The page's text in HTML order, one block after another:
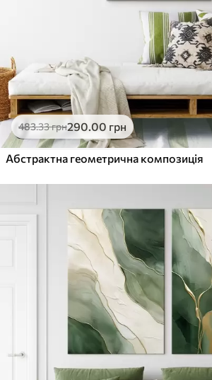
483.33грн290.00 грн
Абстрактна геометрична композиція